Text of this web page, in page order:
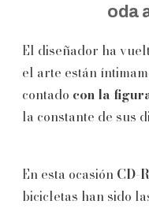
oda
El diseñador ha
el arte están
contado con la
la constante de sus
En esta ocasión CD-
bicicletas han sido